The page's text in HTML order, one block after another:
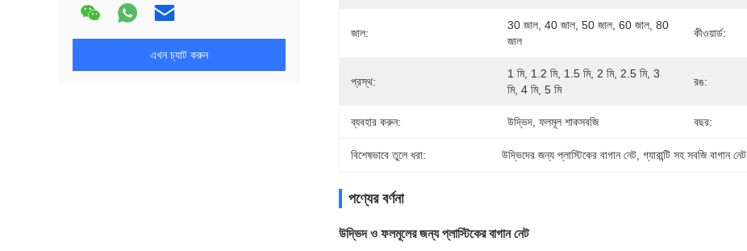
এখন চ্যাট করুন
জাল:
30 জাল, 40 জাল, 50 জাল, 60 জাল, 80
জাল
কীওয়ার্ড:
প্রস্থ:
1 মি, 1.2 মি, 1.5 মি, 2 মি, 2.5 মি, 3
মি, 4 মি, 5 মি
রঙ:
ব্যবহার করুন: উদ্ভিদ, ফলমূল শাকসবজি বছর:
বিশেষভাবে তুলে ধরা: উদ্ভিদের জন্য প্লাস্টিকের বাগান নেট , গ্যারান্টি সহ সবজি বাগান নেট
পণ্যের বর্ণনা
উদ্ভিদ ও ফলমূলের জন্য প্লাস্টিকের বাগান নেট